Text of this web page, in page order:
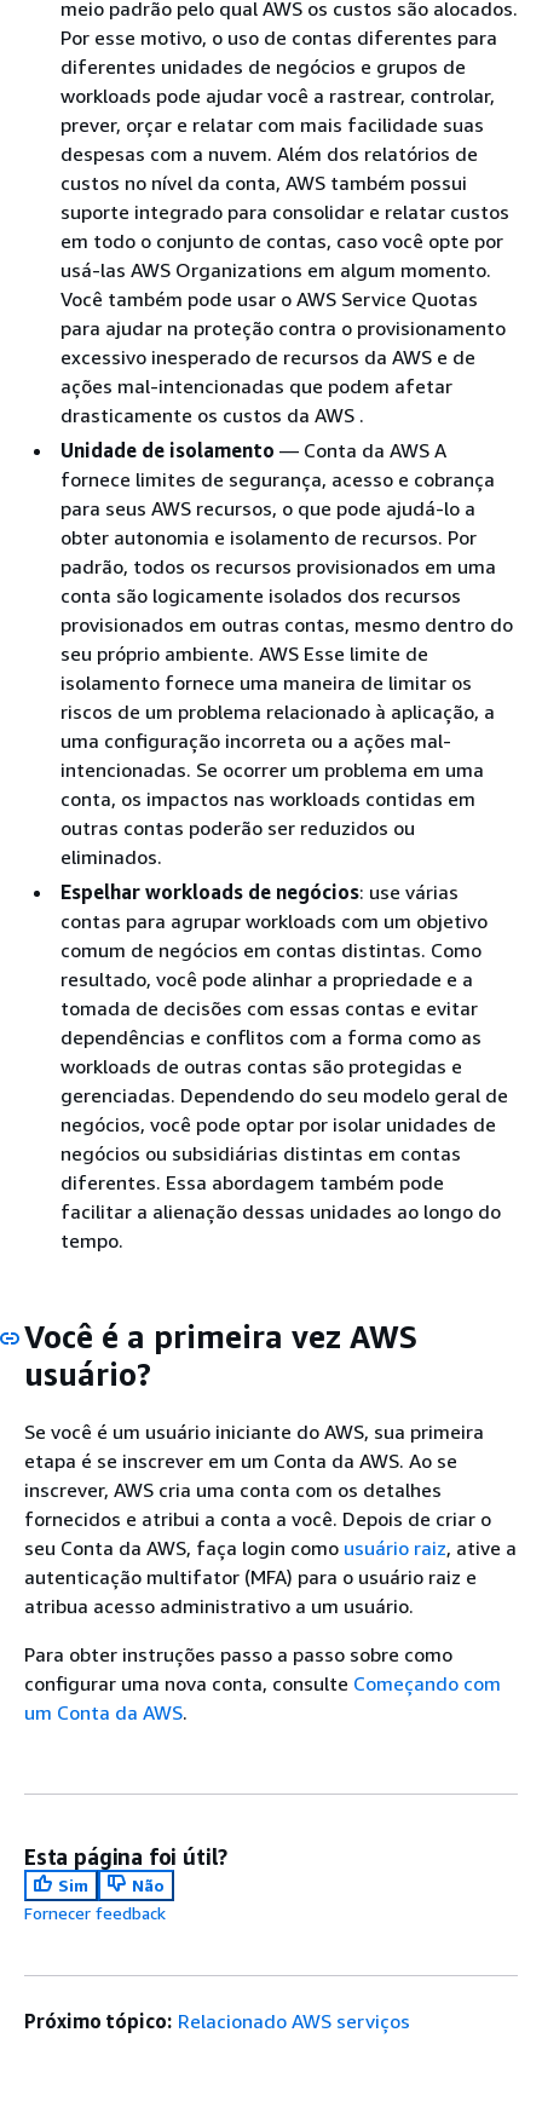
meio padrão pelo qual AWS os custos são alocados.
Por esse motivo, o uso de contas diferentes para
diferentes unidades de negócios e grupos de
workloads pode ajudar você a rastrear, controlar,
prever, orçar e relatar com mais facilidade suas
despesas com a nuvem. Além dos relatórios de
custos no nível da conta, AWS também possui
suporte integrado para consolidar e relatar custos
em todo o conjunto de contas, caso você opte por
usá-las AWS Organizations em algum momento.
Você também pode usar o AWS Service Quotas
para ajudar na proteção contra o provisionamento
excessivo inesperado de recursos da AWS e de
ações mal-intencionadas que podem afetar
drasticamente os custos da AWS .
Unidade de isolamento — Conta da AWS A
fornece limites de segurança, acesso e cobrança
para seus AWS recursos, o que pode ajudá-lo a
obter autonomia e isolamento de recursos. Por
padrão, todos os recursos provisionados em uma
conta são logicamente isolados dos recursos
provisionados em outras contas, mesmo dentro do
seu próprio ambiente. AWS Esse limite de
isolamento fornece uma maneira de limitar os
riscos de um problema relacionado à aplicação, a
uma configuração incorreta ou a ações mal-
intencionadas. Se ocorrer um problema em uma
conta, os impactos nas workloads contidas em
outras contas poderão ser reduzidos ou
eliminados.
Espelhar workloads de negócios: use várias
contas para agrupar workloads com um objetivo
comum de negócios em contas distintas. Como
resultado, você pode alinhar a propriedade e a
tomada de decisões com essas contas e evitar
dependências e conflitos com a forma como as
workloads de outras contas são protegidas e
gerenciadas. Dependendo do seu modelo geral de
negócios, você pode optar por isolar unidades de
negócios ou subsidiárias distintas em contas
diferentes. Essa abordagem também pode
facilitar a alienação dessas unidades ao longo do
tempo.
Você é a primeira vez AWS
usuário?
Se você é um usuário iniciante do AWS, sua primeira
etapa é se inscrever em um Conta da AWS. Ao se
inscrever, AWS cria uma conta com os detalhes
fornecidos e atribui a conta a você. Depois de criar o
seu Conta da AWS, faça login como usuário raiz, ative a
autenticação multifator (MFA) para o usuário raiz e
atribua acesso administrativo a um usuário.
Para obter instruções passo a passo sobre como
configurar uma nova conta, consulte Começando com
um Conta da AWS.
Esta página foi útil?
Sim
Não
Fornecer feedback
Próximo tópico: Relacionado AWS serviços